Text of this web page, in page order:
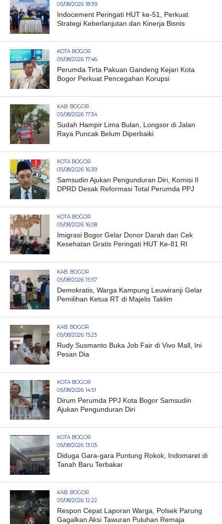
05/08/2026 18:39
Indocement Peringati HUT ke-51, Perkuat
Strategi Keberlanjutan dan Kinerja Bisnis
KOTA BOGOR
05/08/2026 17:46
Perumda Tirta Pakuan Gandeng Kejari Kota
Bogor Perkuat Pencegahan Korupsi
KAB. BOGOR
05/08/2026 17:34
Sudah Hampir Lima Bulan, Longsor di Jalan
Raya Puncak Belum Diperbaiki
KOTA BOGOR
05/08/2026 16:39
Samsudin Ajukan Pengunduran Diri, Komisi II
DPRD Desak Reformasi Total Perumda PPJ
KOTA BOGOR
05/08/2026 16:08
Imigrasi Bogor Gelar Donor Darah dan Cek
Kesehatan Gratis Peringati HUT Ke-81 RI
KAB. BOGOR
05/08/2026 15:57
Demokratis, Warga Kampung Leuwiranji Gelar
Pemilihan Ketua RT di Majelis Taklim
KAB. BOGOR
05/08/2026 15:23
Rudy Susmanto Buka Job Fair di Vivo Mall, Ini
Pesan Dia
KOTA BOGOR
05/08/2026 14:51
Dirum Perumda PPJ Kota Bogor Samsudin
Ajukan Pengunduran Diri
KOTA BOGOR
05/08/2026 13:03
Diduga Gara-gara Puntung Rokok, Indomaret di
Tanah Baru Terbakar
KAB. BOGOR
05/08/2026 12:22
Respon Cepat Laporan Warga, Polsek Parung
Gagalkan Aksi Tawuran Puluhan Remaja